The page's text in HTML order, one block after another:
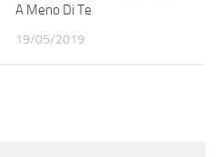
A Meno Di Te
19/05/2019